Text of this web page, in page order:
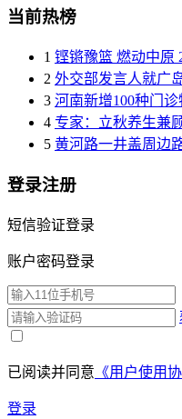
当前热榜
1 铿锵豫篮 燃动中原
2 外交部发言人就广
3 河南新增100种门
4 专家：立秋养生兼
5 黄河路一井盖周边
登录注册
短信验证登录
账户密码登录
已阅读并同意 《用户使用协
登录